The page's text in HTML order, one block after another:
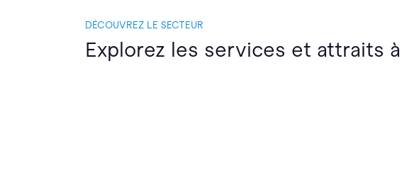
DÉCOUVREZ LE SECTEUR
Explorez les services et attraits